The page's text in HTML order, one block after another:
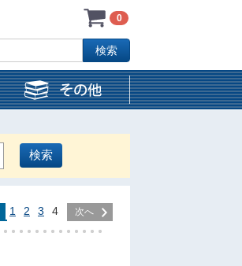
0
1 2 3 4 次へ